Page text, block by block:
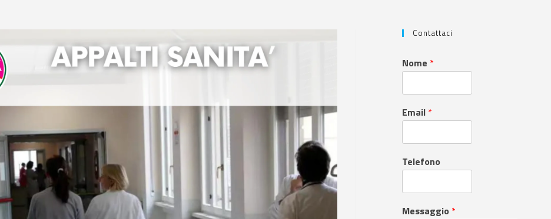
Contattaci
Nome *
Email *
Telefono
Messaggio *